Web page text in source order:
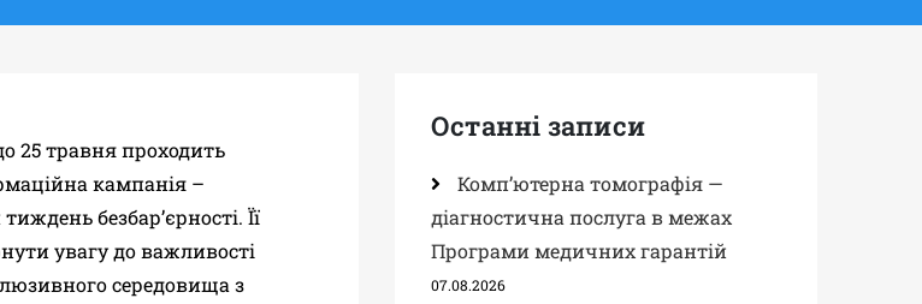
25 травня проходить
кампанія –
безбар’єрності. Її
увагу до важливості
середовища з
Останні записи
Комп’ютерна томографія —
діагностична послуга в межах
Програми медичних гарантій
07.08.2026